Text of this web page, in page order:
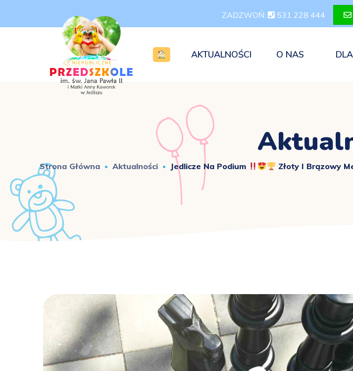
ZADZWOŃ: 531 228 444
AKTUALNOŚCI O NAS
Strona Główna Aktualności Jedlicze Na Podium Złoty I Brązowy